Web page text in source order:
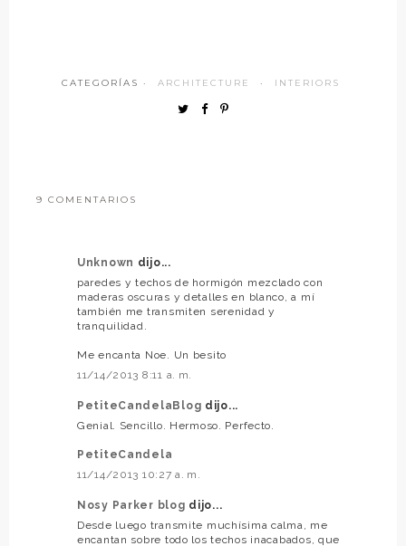
CATEGORÍAS · ARCHITECTURE · INTERIORS
9 COMENTARIOS
Unknown dijo...
paredes y techos de hormigón mezclado con
maderas oscuras y detalles en blanco, a mí
también me transmiten serenidad y
tranquilidad.
Me encanta Noe. Un besito
11/14/2013 8:11 a. m.
PetiteCandelaBlog dijo...
Genial. Sencillo. Hermoso. Perfecto.
PetiteCandela
11/14/2013 10:27 a. m.
Nosy Parker blog dijo...
Desde luego transmite muchísima calma, me
encantan sobre todo los techos inacabados, que